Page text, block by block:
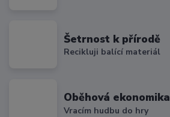
Šetrnost k přírodě
Recikluji balící materiál
Oběhová ekonomika
Vracím hudbu do hry